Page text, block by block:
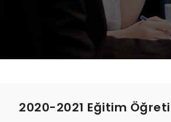
2020-2021 Eğitim